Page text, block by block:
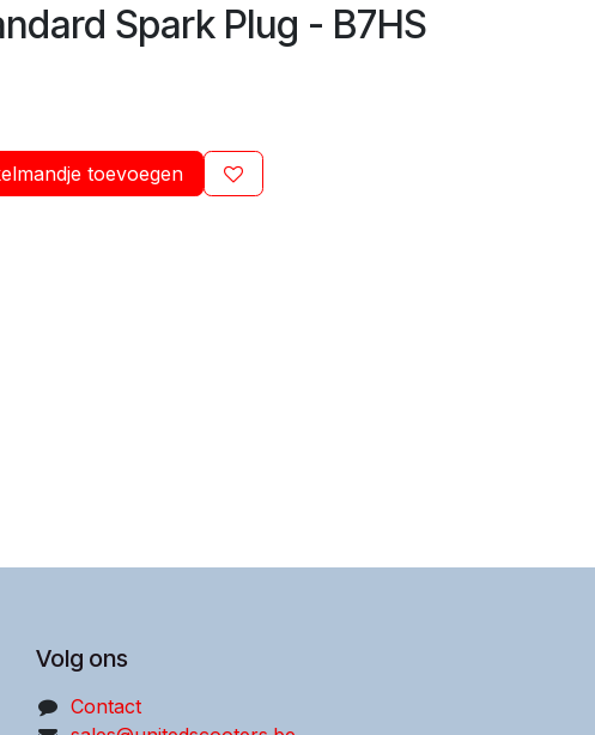
Spark Plug - B7HS
toevoegen
Volg ons
Contact